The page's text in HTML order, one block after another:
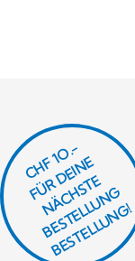
CHF 1O.-
F
Ü
R
D
EI
N
E
N
Ä
C
H
S
T
E
B
E
S
T
E
L
L
U
N
G
B
E
S
T
E
L
L
U
N
G!